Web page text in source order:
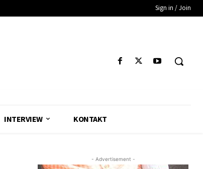
Sign in / Join
INTERVIEW KONTAKT
- Advertisement -